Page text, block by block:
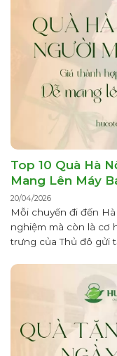
Top 10 Quà Hà
Mang Lên Máy
20/04/2026
Mỗi chuyến đi đến
nghiệm mà còn là cơ
trưng của Thủ đô gửi
yếu tố...